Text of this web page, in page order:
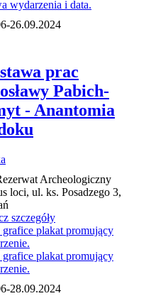
26.09.2024
prac
Pabich-
- Anantomia
Archeologiczny
loci, ul. ks. Posadzego 3,
szczegóły
28.09.2024